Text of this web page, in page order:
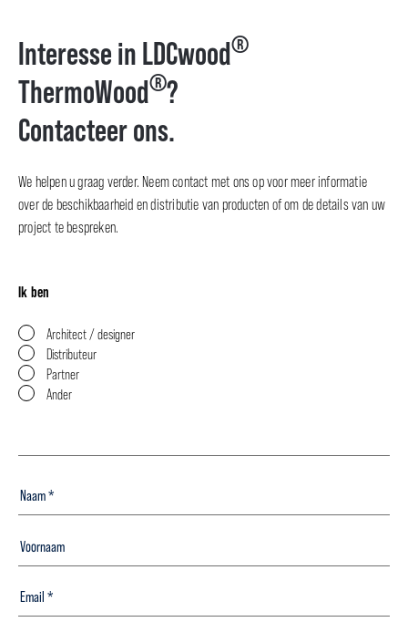
Interesse in LDCwood®
ThermoWood®?
Contacteer ons.
We helpen u graag verder. Neem contact met ons op voor meer informatie
over de beschikbaarheid en distributie van producten of om de details van uw
project te bespreken.
Ik ben
Architect / designer
Distributeur
Partner
Ander